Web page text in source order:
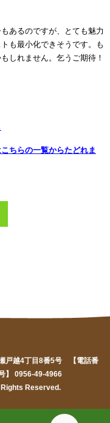
あるのですが、とても魅力
も最小化できそうです。も
しれません。乞うご期待！
ちらの一覧からたどれま
戸越4丁目8番5号 【電話番
】 0956-49-4966
Reserved.